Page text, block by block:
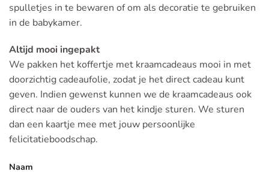
spulletjes in te bewaren of om als decoratie te gebruiken
in de babykamer.
Altijd mooi ingepakt
We pakken het koffertje met kraamcadeaus mooi in met
doorzichtig cadeaufolie, zodat je het direct cadeau kunt
geven. Indien gewenst kunnen we de kraamcadeaus ook
direct naar de ouders van het kindje sturen. We sturen
dan een kaartje mee met jouw persoonlijke
felicitatieboodschap.
Naam